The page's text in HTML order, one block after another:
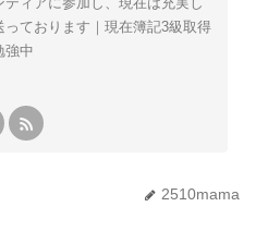
ティアに参加し、現在は充実し
っております｜現在簿記3級取得
強中
2510mama